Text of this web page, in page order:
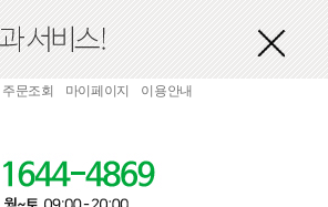
주문조회 마이페이지 이용안내